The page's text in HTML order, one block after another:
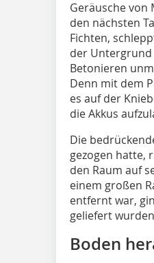
Geräusche von
den nächsten
Fichten,
der Untergrund
Betonieren
Denn mit dem
es auf der
die Akkus
Die
gezogen hatte,
den Raum auf
einem großen
entfernt war,
geliefert
Boden